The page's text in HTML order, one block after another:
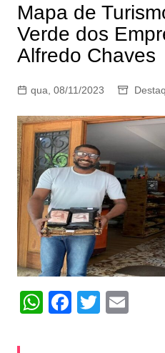
Mapa de
Verde dos
Alfredo Chaves
qua, 08/11/2023
W F T E